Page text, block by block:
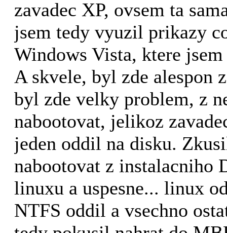
zavadec XP, ovsem ta
jsem tedy vyuzil prikazy
Windows Vista, ktere
A skvele, byl zde alespon
byl zde velky problem, z
nabootovat, jelikoz
jeden oddil na disku.
nabootovat z instalacniho
linuxu a uspesne... linux
NTFS oddil a vsechno